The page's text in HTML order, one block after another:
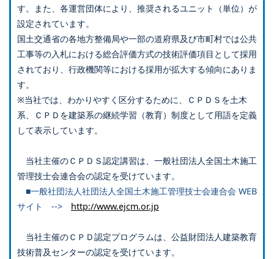
す。また、各運営団体により、推奨されるユニット（単位）が
設定されています。
国土交通省の各地方整備局や一部の道府県及び市町村では公共
工事等の入札における総合評価方式の技術評価項目として採用
されており、行政機関等における採用が拡大する傾向にありま
す。
※当社では、わかりやすく区分するために、ＣＰＤＳを土木
系、ＣＰＤを建築系の継続学習（教育）制度として用語を定義
して表示しています。
当社主催のＣＰＤＳ認定講習は、一般社団法人全国土木施工
管理技士会連合会の認定を受けています。
■一般社団法人社団法人全国土木施工管理技士会連合会 WEB
サイト --> http://www.ejcm.or.jp
当社主催のＣＰＤ認定プログラムは、公益財団法人建築教育
技術普及センターの認定を受けています。